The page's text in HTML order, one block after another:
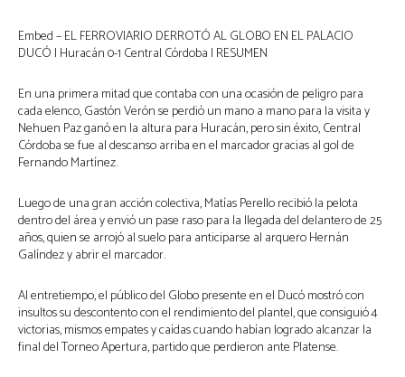
Embed – EL FERROVIARIO DERROTÓ AL GLOBO EN EL PALACIO
DUCÓ | Huracán 0-1 Central Córdoba | RESUMEN
En una primera mitad que contaba con una ocasión de peligro para
cada elenco, Gastón Verón se perdió un mano a mano para la visita y
Nehuen Paz ganó en la altura para Huracán, pero sin éxito, Central
Córdoba se fue al descanso arriba en el marcador gracias al gol de
Fernando Martínez.
Luego de una gran acción colectiva, Matías Perello recibió la pelota
dentro del área y envió un pase raso para la llegada del delantero de 25
años, quien se arrojó al suelo para anticiparse al arquero Hernán
Galíndez y abrir el marcador.
Al entretiempo, el público del Globo presente en el Ducó mostró con
insultos su descontento con el rendimiento del plantel, que consiguió 4
victorias, mismos empates y caídas cuando habían logrado alcanzar la
final del Torneo Apertura, partido que perdieron ante Platense.